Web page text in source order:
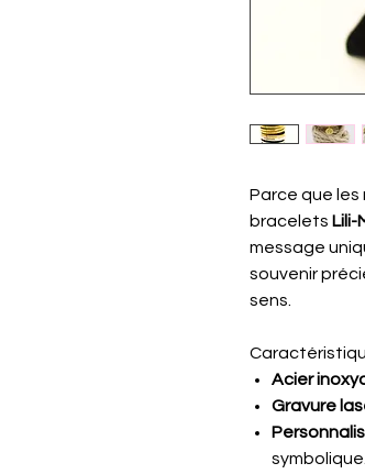
Parce que
bracelets Lili-
message
souvenir
sens.
Acier
Gravure